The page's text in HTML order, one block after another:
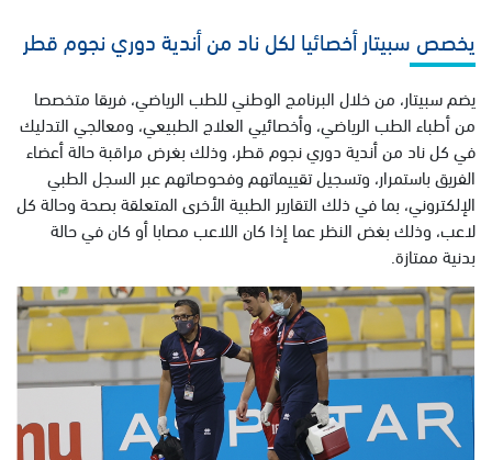
يخصص سبيتار أخصائيا لكل ناد من أندية دوري نجوم قطر
يضم سبيتار، من خلال البرنامج الوطني للطب الرياضي، فريقا متخصصا
من أطباء الطب الرياضي، وأخصائيي العلاج الطبيعي، ومعالجي التدليك
في كل ناد من أندية دوري نجوم قطر، وذلك بغرض مراقبة حالة أعضاء
الفريق باستمرار، وتسجيل تقييماتهم وفحوصاتهم عبر السجل الطبي
الإلكتروني، بما في ذلك التقارير الطبية الأخرى المتعلقة بصحة وحالة كل
لاعب، وذلك بغض النظر عما إذا كان اللاعب مصابا أو كان في حالة
بدنية ممتازة.